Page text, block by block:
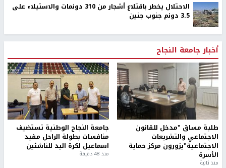
الاحتلال يخطر باقتلاع أشجار من 310 دونمات والاستيلاء على
3.5 دونم جنوب جنين
أخبار جامعة النجاح
طلبة مساق "مدخل للقانون
الاجتماعي والتشريعات
الاجتماعية"يزورون مركز حماية
الأسرة
منذ ثانية
جامعة النجاح الوطنية تستضيف
منافسات بطولة الراحل مفيد
اسماعيل لكرة اليد للناشئين
منذ 48 دقيقة